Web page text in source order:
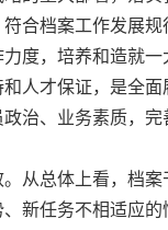
合档案工作发展
度，培养和造就
人才保证，是全
治、业务素质，
从总体上看，档
新任务不相适应